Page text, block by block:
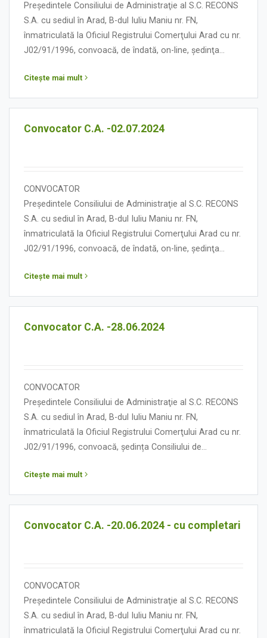
Președintele Consiliului de Administraţie al S.C. RECONS
S.A. cu sediul în Arad, B-dul Iuliu Maniu nr. FN,
înmatriculată la Oficiul Registrului Comerţului Arad cu nr.
J02/91/1996, convoacă, de îndată, on-line, ședinţa
12,00, cu următoarea:
Citește mai mult
Convocator C.A. -02.07.2024
CONVOCATOR
Președintele Consiliului de Administraţie al S.C. RECONS
S.A. cu sediul în Arad, B-dul Iuliu Maniu nr. FN,
înmatriculată la Oficiul Registrului Comerţului Arad cu nr.
J02/91/1996, convoacă, de îndată, on-line, ședinţa
13,00, cu următoarea:
Citește mai mult
Convocator C.A. -28.06.2024
CONVOCATOR
Președintele Consiliului de Administraţie al S.C. RECONS
S.A. cu sediul în Arad, B-dul Iuliu Maniu nr. FN,
înmatriculată la Oficiul Registrului Comerţului Arad cu nr.
J02/91/1996, convoacă, ședința Consiliului de
punctul de lucru Ștrand Neptun, cu următoarea:
societății. 2. Aprobarea ajustării prețurilor pentru
serviciile prestate de Serviciul Construcții . 3. Avizarea
Citește mai mult
Convocator C.A. -20.06.2024 - cu completari
CONVOCATOR
Președintele Consiliului de Administraţie al S.C. RECONS
S.A. cu sediul în Arad, B-dul Iuliu Maniu nr. FN,
înmatriculată la Oficiul Registrului Comerţului Arad cu nr.